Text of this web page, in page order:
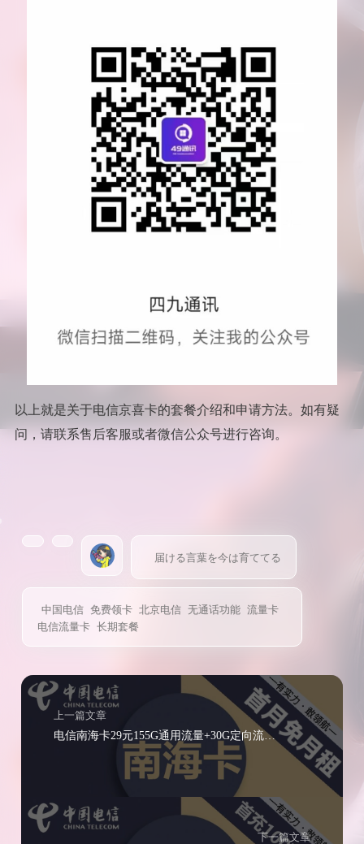
以上就是关于电信京喜卡的套餐介绍和申请方法。如有疑
问，请联系售后客服或者微信公众号进行咨询。
届ける言葉を今は育ててる
中国电信 免费领卡 北京电信 无通话功能 流量卡
电信流量卡 长期套餐
上一篇文章
电信南海卡29元155G通用流量+30G定向流量+100分钟通话
下一篇文章